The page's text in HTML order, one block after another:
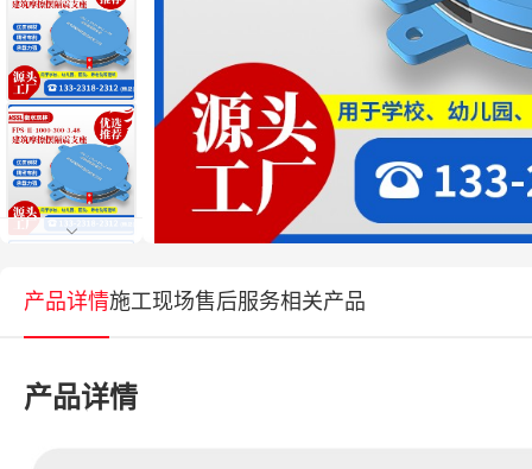
产品详情施工现场售后服务相关产品
产品详情